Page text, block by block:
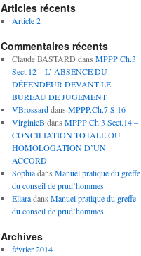
Articles récents
Article 2
Commentaires récents
Claude BASTARD dans MPPP Ch.3
Sect.12 – L’ ABSENCE DU
DÉFENDEUR DEVANT LE
BUREAU DE JUGEMENT
VBrossarddans MPPP.Ch.7.S.16
VirginieB dans MPPP Ch.3 Sect.14 –
CONCILIATION TOTALE OU
HOMOLOGATION D’UN
ACCORD
Sophiadans Manuel pratique du greffe
du conseil de prud’hommes
Ellaradans Manuel pratique du greffe
du conseil de prud’hommes
Archives
février 2014